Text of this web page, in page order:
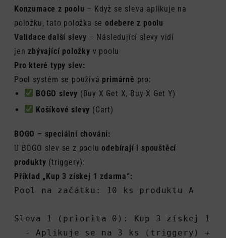
Konzumace z poolu – Když se sleva aplikuje na
položku, tato položka seodebere z poolu
Validace další slevy – Následující slevy vidí
jen zbývající položky v poolu
Pro které typy slev:
Pool systém se používá primárně pro:
BOGO slevy (Buy X Get X, Buy X Get Y)
Košíkové slevy (Cart)
BOGO – speciální chování:
U BOGO slev se z pooluodebírají i spouštěcí
produkty (triggery):
Příklad „Kup 3 získej 1 zdarma“:
Pool na začátku: 10 ks produktu A
Sleva 1 (priorita 0): Kup 3 získej 1